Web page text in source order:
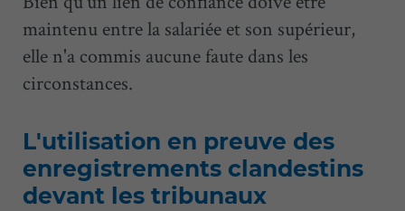
maintenu entre la salariée et son supérieur,
elle n'a commis aucune faute dans les
circonstances.
L'utilisation en preuve des
enregistrements clandestins
devant les tribunaux